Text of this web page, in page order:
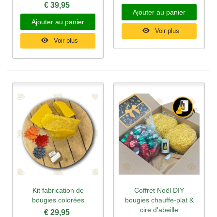
€ 39,95
Ajouter au panier
Voir plus
Ajouter au panier
Voir plus
Kit fabrication de
bougies colorées
€ 29,95
Coffret Noël DIY
bougies chauffe-plat &
cire d'abeille